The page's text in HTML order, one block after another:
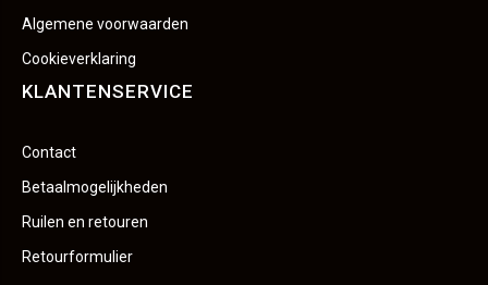
Algemene voorwaarden
Cookieverklaring
KLANTENSERVICE
Contact
Betaalmogelijkheden
Ruilen en retouren
Retourformulier